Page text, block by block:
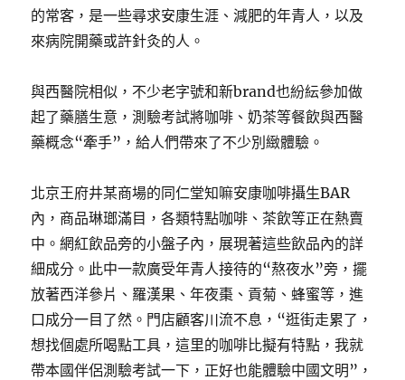
的常客，是一些尋求安康生涯、減肥的年青人，以及
來病院開藥或許針灸的人。
與西醫院相似，不少老字號和新brand也紛紜參加做
起了藥膳生意，測驗考試將咖啡、奶茶等餐飲與西醫
藥概念“牽手”，給人們帶來了不少別緻體驗。
北京王府井某商場的同仁堂知嘛安康咖啡攝生BAR
內，商品琳瑯滿目，各類特點咖啡、茶飲等正在熱賣
中。網紅飲品旁的小盤子內，展現著這些飲品內的詳
細成分。此中一款廣受年青人接待的“熬夜水”旁，擺
放著西洋參片、羅漢果、年夜棗、貢菊、蜂蜜等，進
口成分一目了然。門店顧客川流不息，“逛街走累了，
想找個處所喝點工具，這里的咖啡比擬有特點，我就
帶本國伴侶測驗考試一下，正好也能體驗中國文明”，